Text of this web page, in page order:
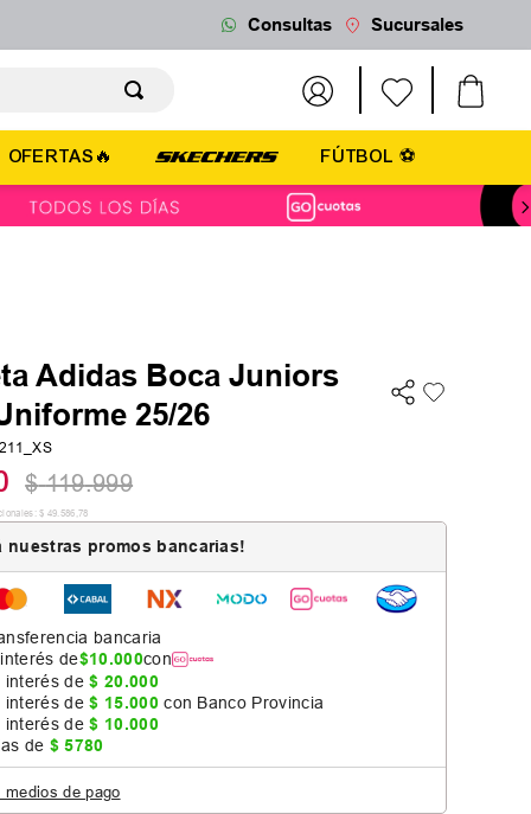
Consultas Sucursales
OFERTAS🔥 FÚTBOL ⚽
Adidas Boca Juniors
25/26
$ 119.999
$ 49.586 ,78
nuestras promos bancarias!
bancaria
de$10.000con
interés de$ 20.000
interés de$ 15.000 con Banco Provincia
interés de$ 10.000
de $ 5780
de pago